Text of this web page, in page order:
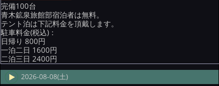
完備100台
青木鉱泉旅館部宿泊者は無料。
テント泊は下記料金を頂戴します。
駐車料金(税込)：
日帰り 800円
一泊二日 1600円
二泊三日 2400円
2026-08-08(土)